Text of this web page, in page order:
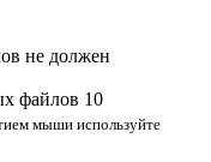
не должен
файлов 10
мыши используйте